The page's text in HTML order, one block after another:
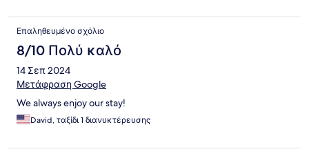
Επαληθευμένο σχόλιο
8/10 Πολύ καλό
14 Σεπ 2024
Μετάφραση Google
We always enjoy our stay!
David, ταξίδι 1 διανυκτέρευσης